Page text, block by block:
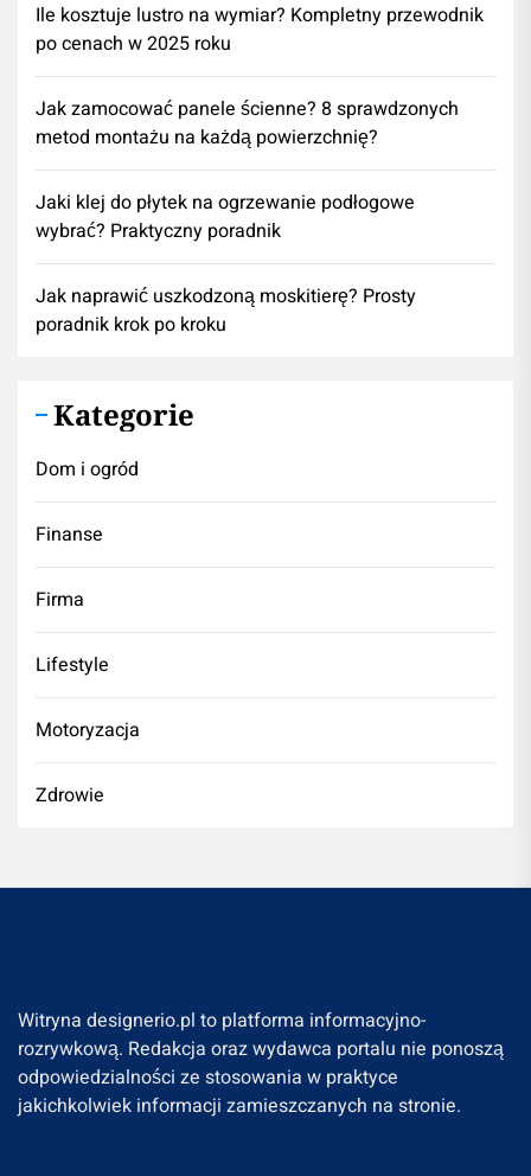
Ile kosztuje lustro na wymiar? Kompletny przewodnik
po cenach w 2025 roku
Jak zamocować panele ścienne? 8 sprawdzonych
metod montażu na każdą powierzchnię?
Jaki klej do płytek na ogrzewanie podłogowe
wybrać? Praktyczny poradnik
Jak naprawić uszkodzoną moskitierę? Prosty
poradnik krok po kroku
Kategorie
Dom i ogród
Finanse
Firma
Lifestyle
Motoryzacja
Zdrowie
Witryna designerio.pl to platforma informacyjno-
rozrywkową. Redakcja oraz wydawca portalu nie ponoszą
odpowiedzialności ze stosowania w praktyce
jakichkolwiek informacji zamieszczanych na stronie.